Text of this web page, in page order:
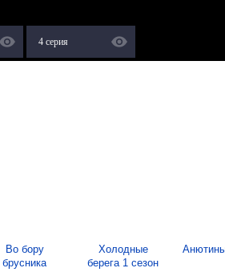
4 серия
Во бору
брусника
Холодные
берега 1 сезон